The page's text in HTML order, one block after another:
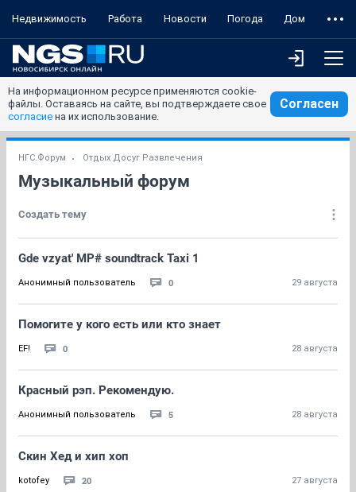
Недвижимость Работа Новости Погода Дом
На информационном ресурсе применяются cookie-
файлы. Оставаясь на сайте, вы подтверждаете свое
согласие на их использование.
Согласен
НГС.Форум Отдых Досуг Развлечения
Музыкальный форум
Создать тему
Gde vzyat' MP# soundtrack Taxi 1
Анонимный пользователь 0 29 августа
Помогите у кого есть или кто знает
EF! 0 28 августа
Красный рэп. Рекомендую.
Анонимный пользователь 5 28 августа
Скин Хед и хип хоп
kotofey 20 27 августа